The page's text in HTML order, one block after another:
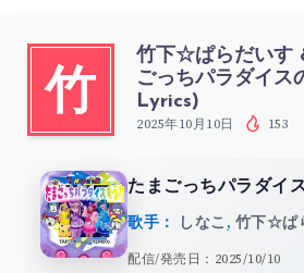
竹
竹下☆ぱらだいす
ごっちパラダイス
Lyrics)
2025年10月10日 153
たまごっちパラダイ
歌手： しなこ , 竹下☆ぱ
配信/発売日：2025/10/10